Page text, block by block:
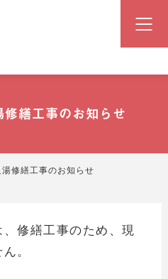
「おおゆ」（湯の駅おおゆ
繕工事のお知らせ
修繕工事のお知らせ
修繕工事のため、現
。